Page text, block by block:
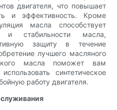
двигателя, что повышает
и эффективность. Кроме
масла способствует
и стабильности масла,
защиту в течение
лучшего масляного
масла поможет вам
синтетическое
работу двигателя.